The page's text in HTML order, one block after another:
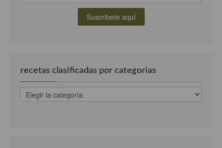
recetas clasificadas por categorias
recetas
clasificadas